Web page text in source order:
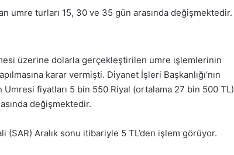
umre turları 15, 30 ve 35 gün arasında değişmektedir.
üzerine dolarla gerçekleştirilen umre işlemlerinin
karar vermişti. Diyanet İşleri Başkanlığı’nın
Umresi fiyatları 5 bin 550 Riyal (ortalama 27 bin 500 TL)
değişmektedir.
(SAR) Aralık sonu itibariyle 5 TL’den işlem görüyor.